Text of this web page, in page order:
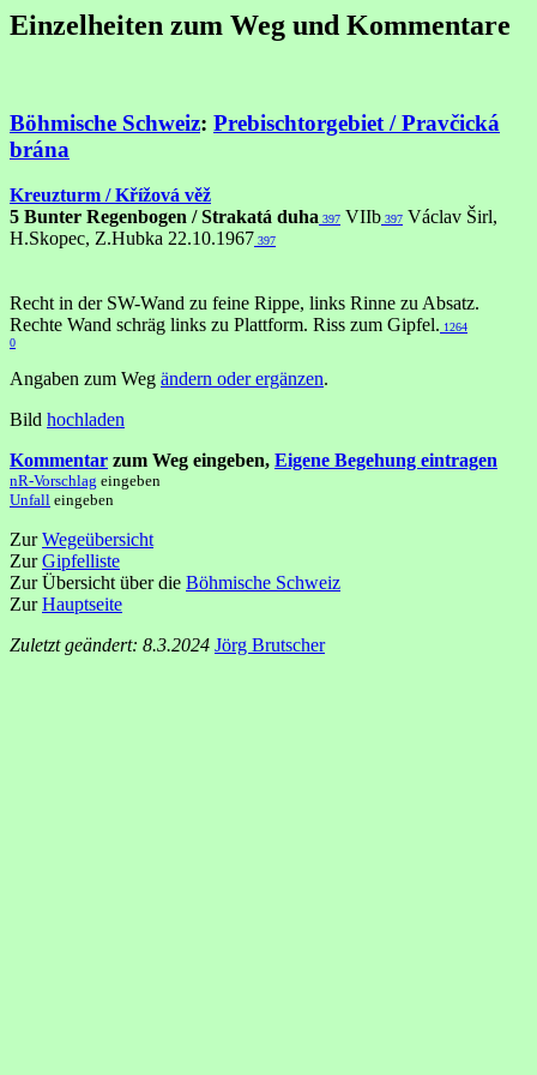
Einzelheiten zum Weg und Kommentare
Böhmische Schweiz: Prebischtorgebiet / Pravčická
brána
Kreuzturm / Křížová věž
5 Bunter Regenbogen / Strakatá duha 397 VIIb 397 Václav Širl,
H.Skopec, Z.Hubka 22.10.1967 397
Recht in der SW-Wand zu feine Rippe, links Rinne zu Absatz.
Rechte Wand schräg links zu Plattform. Riss zum Gipfel. 1264
0
Angaben zum Weg ändern oder ergänzen.
Bild hochladen
Kommentar zum Weg eingeben, Eigene Begehung eintragen
nR-Vorschlag eingeben
Unfall eingeben
ZurWegeübersicht
ZurGipfelliste
Zur Übersicht über die Böhmische Schweiz
ZurHauptseite
Zuletzt geändert: 8.3.2024 Jörg Brutscher